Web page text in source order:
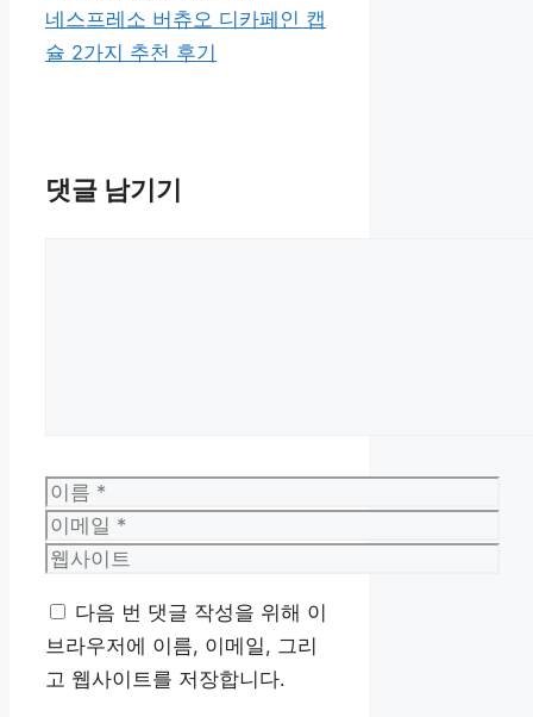
네스프레소 버츄오 디카페인 캡
슐 2가지 추천 후기
댓글 남기기
이
름
이
메
웹
이
트
다음 번 댓글 작성을 위해 이
브라우저에 이름, 이메일, 그리
고 웹사이트를 저장합니다.